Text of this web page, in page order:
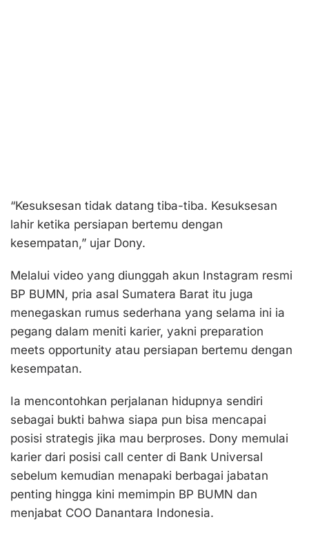
“Kesuksesan tidak datang tiba-tiba. Kesuksesan
lahir ketika persiapan bertemu dengan
kesempatan,” ujar Dony.
Melalui video yang diunggah akun Instagram resmi
BP BUMN, pria asal Sumatera Barat itu juga
menegaskan rumus sederhana yang selama ini ia
pegang dalam meniti karier, yakni preparation
meets opportunity atau persiapan bertemu dengan
kesempatan.
Ia mencontohkan perjalanan hidupnya sendiri
sebagai bukti bahwa siapa pun bisa mencapai
posisi strategis jika mau berproses. Dony memulai
karier dari posisi call center di Bank Universal
sebelum kemudian menapaki berbagai jabatan
penting hingga kini memimpin BP BUMN dan
menjabat COO Danantara Indonesia.